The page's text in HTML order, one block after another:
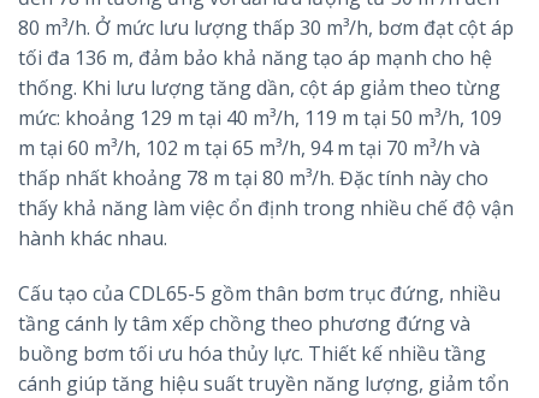
80 m³/h. Ở mức lưu lượng thấp 30 m³/h, bơm đạt cột áp
tối đa 136 m, đảm bảo khả năng tạo áp mạnh cho hệ
thống. Khi lưu lượng tăng dần, cột áp giảm theo từng
mức: khoảng 129 m tại 40 m³/h, 119 m tại 50 m³/h, 109
m tại 60 m³/h, 102 m tại 65 m³/h, 94 m tại 70 m³/h và
thấp nhất khoảng 78 m tại 80 m³/h. Đặc tính này cho
thấy khả năng làm việc ổn định trong nhiều chế độ vận
hành khác nhau.
Cấu tạo của CDL65-5 gồm thân bơm trục đứng, nhiều
tầng cánh ly tâm xếp chồng theo phương đứng và
buồng bơm tối ưu hóa thủy lực. Thiết kế nhiều tầng
cánh giúp tăng hiệu suất truyền năng lượng, giảm tổn